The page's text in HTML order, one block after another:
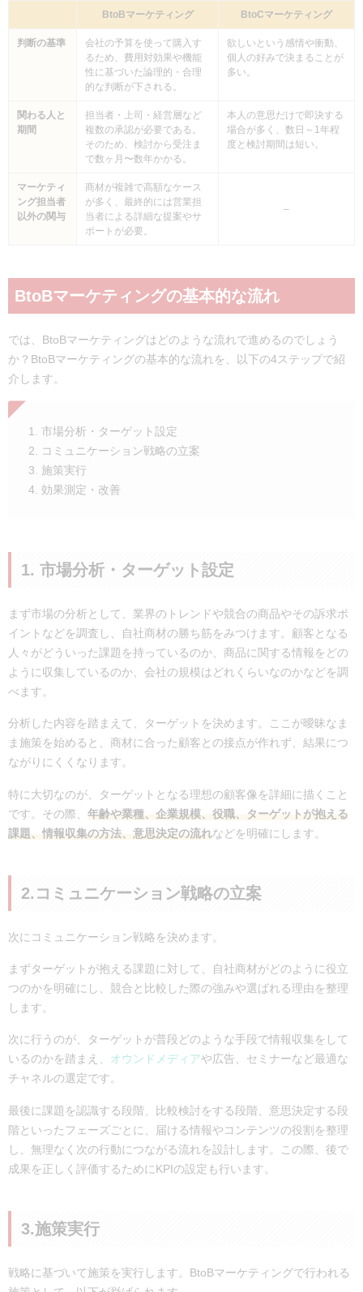
BtoBマーケティング BtoCマーケティング
判断の基準
会社の予算を使って購入す
るため、費用対効果や機能
性に基づいた論理的・合理
的な判断が下される。
欲しいという感情や衝動、
個人の好みで決まることが
多い。
関わる人と
期間
担当者・上司・経営層など
複数の承認が必要である。
そのため、検討から受注ま
で数ヶ月〜数年かかる。
本人の意思だけで即決する
場合が多く、数日～1年程
度と検討期間は短い。
マーケティ
ング担当者
以外の関与
商材が複雑で高額なケース
が多く、最終的には営業担
当者による詳細な提案やサ
ポートが必要。
–
BtoBマーケティングの基本的な流れ
では、BtoBマーケティングはどのような流れで進めるのでしょう
か？BtoBマーケティングの基本的な流れを、
以下の4ステップで紹
介します。
市場分析・ターゲット設定
コミュニケーション戦略の立案
施策実行
効果測定・改善
1. 市場分析・ターゲット設定
まず市場の分析として、業界のトレンドや競合の商品やその訴求ポ
イントなどを調査し、自社商材の勝ち筋をみつけます。顧客となる
人々がどういった課題を持っているのか、商品に関する情報をどの
ように収集しているのか、会社の規模はどれくらいなのかなどを調
べます。
分析した内容を踏まえて、ターゲットを決めます。ここが曖昧なま
ま施策を始めると、商材に合った顧客との接点が作れず、結果につ
ながりにくくなります。
特に大切なのが、ターゲットとなる理想の顧客像を詳細に描くこと
です。その際、 年齢や業種、企業規模、役職、ターゲットが抱える
課題、情報収集の方法、意思決定の流れなどを明確にします。
2.コミュニケーション戦略の立案
次にコミュニケーション戦略を決めます。
まずターゲットが抱える課題に対して、自社商材がどのように役立
つのかを明確にし、競合と比較した際の強みや選ばれる理由を整理
します。
次に行うのが、ターゲットが普段どのような手段で情報収集をして
いるのかを踏まえ、 オウンドメディアや広告、セミナーなど最適な
チャネルの選定です。
最後に課題を認識する段階、比較検討をする段階、意思決定する段
階といったフェーズごとに、届ける情報やコンテンツの役割を整理
し、無理なく次の行動につながる流れを設計します。この際、後で
成果を正しく評価するためにKPIの設定も行います。
3.施策実行
戦略に基づいて施策を実行します。BtoBマーケティングで行われる